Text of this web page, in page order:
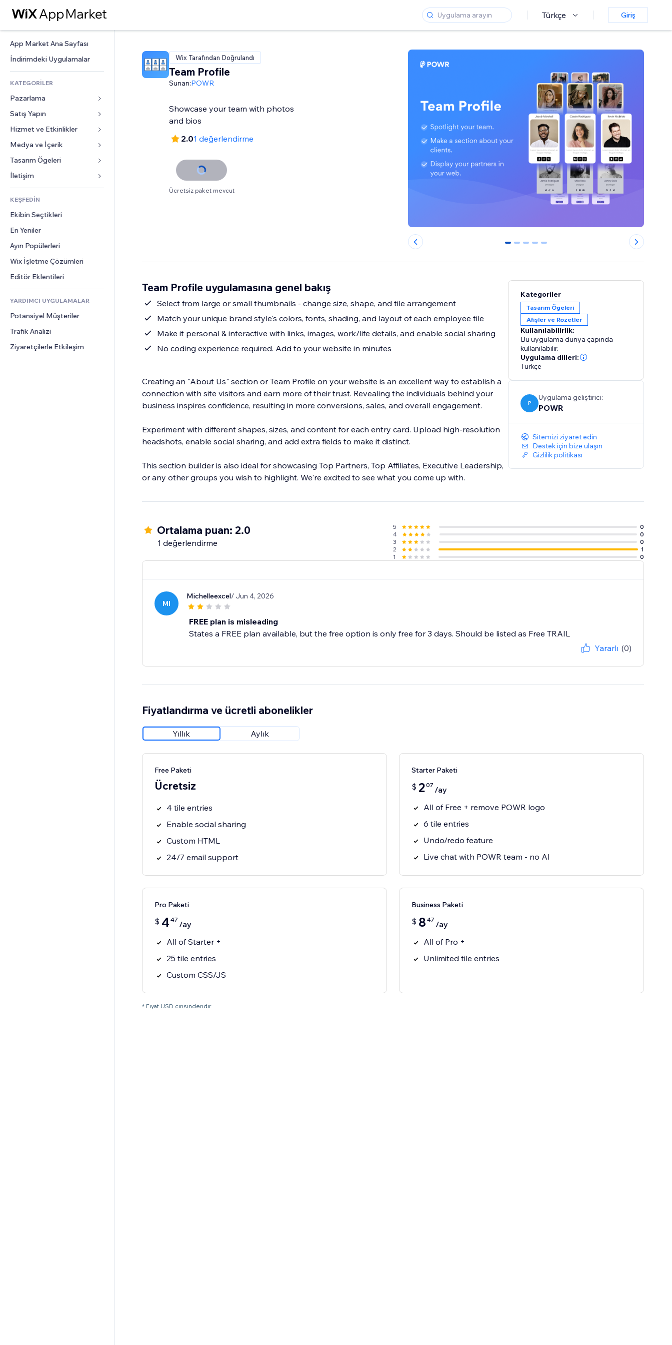
Türkçe Giriş
App Market Ana Sayfası
İndirimdeki Uygulamalar
KATEGORİLER
Pazarlama
Reklamlar
Mobil
Site Analizleri
Sosyal Ağ
Site Listeleri
E-posta
Satış Yapın
Mağazalar için uygulamalar
Gönderim ve Teslimat
Satış Düğmeleri
Muhasebe
Kuponlar ve Müşteri Sadakati
Depolama Çözümleri
Hizmet ve Etkinlikler
Oteller
Etkinlikler
Restoranlar
Emlak
Randevular
Medya ve İçerik
Galeri
Müzik
Podcast
Fotoğrafçılık
Video
PDF
Dosya Paylaşımı
Haberler
Tasarım Ögeleri
Haritalar ve Navigasyon
Gizlilik ve Güvenlik
Saat
Sayfa Şablonları
Görüntü Efektleri
Düğmeler ve Menüler
Afişler ve Rozetler
Hesap Makineleri
Arama
Hava Durumu
Grafik ve Tablolar
Formlar
Blog
Anketler
Sohbet
Yorumlar
Telefon
Topluluk
Değerlendirmeler ve Müşteri
KEŞFEDİN
Ekibin Seçtikleri
En Yeniler
Ayın Popülerleri
Wix İşletme Çözümleri
Editör Eklentileri
YARDIMCI UYGULAMALAR
Potansiyel Müşteriler
Trafik Analizi
Ziyaretçilerle Etkileşim
Wix Tarafından Doğrulandı
Team Profile
Sunan:POWR
Showcase your team with photos
and bios
2.01 değerlendirme
Ücretsiz paket mevcut
0 1 2 3 4
Team Profile uygulamasına genel bakış
Select from large or small thumbnails - change size, shape, and tile arrangement
Match your unique brand style's colors, fonts, shading, and layout of each employee tile
Make it personal & interactive with links, images, work/life details, and enable social sharing
No coding experience required. Add to your website in minutes
Creating an "About Us" section or Team Profile on your website is an excellent way to establish a
connection with site visitors and earn more of their trust. Revealing the individuals behind your
business inspires confidence, resulting in more conversions, sales, and overall engagement.
Experiment with different shapes, sizes, and content for each entry card. Upload high-resolution
headshots, enable social sharing, and add extra fields to make it distinct.
This section builder is also ideal for showcasing Top Partners, Top Affiliates, Executive Leadership,
or any other groups you wish to highlight. We're excited to see what you come up with.
Kategoriler
Tasarım Ögeleri
Afişler ve Rozetler
Kullanılabilirlik:
Bu uygulama dünya çapında
kullanılabilir.
Uygulama dilleri:
Türkçe
P
Uygulama geliştirici:
POWR
Sitemizi ziyaret edin
Destek için bize ulaşın
Gizlilik politikası
Ortalama puan: 2.0
1 değerlendirme
5
0
4
0
3
0
2
1
1
0
MI
Michelleexcel/ Jun 4, 2026
FREE plan is misleading
States a FREE plan available, but the free option is only free for 3 days. Should be listed as Free TRAIL
Yararlı (0)
Fiyatlandırma ve ücretli abonelikler
Yıllık Aylık
Free Paketi
Ücretsiz
4 tile entries
Enable social sharing
Custom HTML
24/7 email support
Starter Paketi
$ 207 /ay
All of Free + remove POWR logo
6 tile entries
Undo/redo feature
Live chat with POWR team - no AI
Pro Paketi
$ 4 47 /ay
All of Starter +
25 tile entries
Custom CSS/JS
Business Paketi
$ 8 47 /ay
All of Pro +
Unlimited tile entries
* Fiyat USD cinsindendir.